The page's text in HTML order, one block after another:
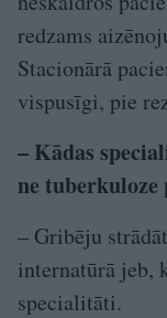
redzams
Stacionārā
vispusīgi, pie
– Kādas
ne tuberkuloze
– Gribēju
internatūrā jeb,
specialitāti.